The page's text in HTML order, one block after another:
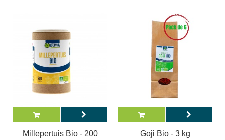
Millepertuis Bio - 200
Goji Bio - 3 kg